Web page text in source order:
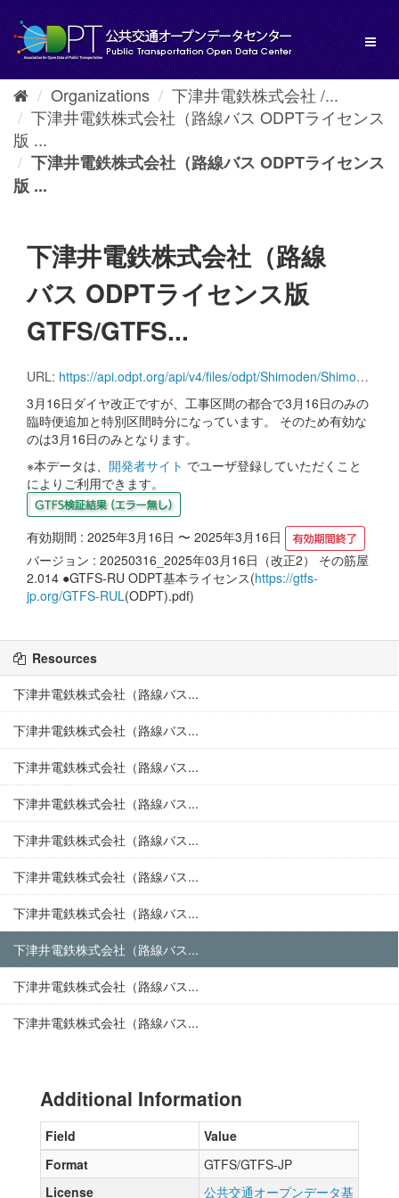
content
Organizations
下津井電鉄株式会社 /...
下津井電鉄株式会社（路線バス ODPTライセンス
版 ...
下津井電鉄株式会社（路線バス ODPTライセンス
版 ...
下津井電鉄株式会社（路線
バス ODPTライセンス版
GTFS/GTFS...
URL: https://api.odpt.org/api/v4/files/odpt/Shimoden/Shimoden_BUS_GTFS_Realtime.zip?date=20250316&acl:consumerKey=[アクセストークン/YOUR_ACCESS_TOKEN]
3月16日ダイヤ改正ですが、工事区間の都合で3月16日のみの
臨時便追加と特別区間時分になっています。 そのため有効な
のは3月16日のみとなります。
※本データは、 開発者サイト でユーザ登録していただくこと
によりご利用できます。
有効期間 : 2025年3月16日 〜 2025年3月16日
バージョン : 20250316_2025年03月16日（改正2） その筋屋
2.014 ●GTFS-RU ODPT基本ライセンス(https://gtfs-
jp.org/GTFS-RUL(ODPT).pdf)
Resources
下津井電鉄株式会社（路線バス...
下津井電鉄株式会社（路線バス...
下津井電鉄株式会社（路線バス...
下津井電鉄株式会社（路線バス...
下津井電鉄株式会社（路線バス...
下津井電鉄株式会社（路線バス...
下津井電鉄株式会社（路線バス...
下津井電鉄株式会社（路線バス...
下津井電鉄株式会社（路線バス...
下津井電鉄株式会社（路線バス...
Additional Information
Field
Value
Format
GTFS/GTFS-JP
License
公共交通オープンデータ基